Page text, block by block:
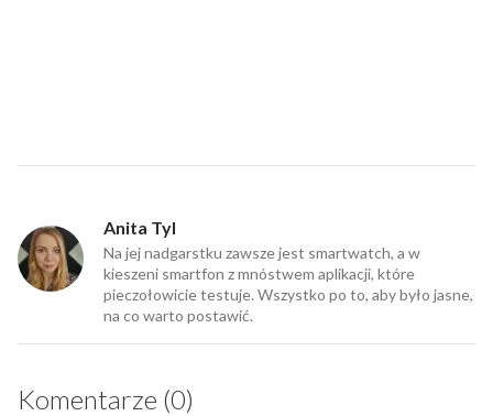
Anita Tyl
Na jej nadgarstku zawsze jest smartwatch, a w
kieszeni smartfon z mnóstwem aplikacji, które
pieczołowicie testuje. Wszystko po to, aby było jasne,
na co warto postawić.
Komentarze (0)